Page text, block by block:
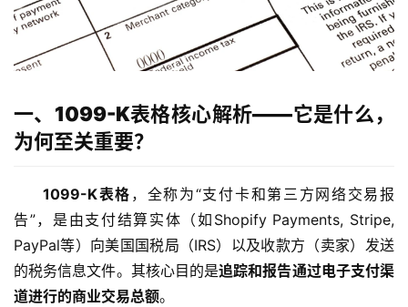
一、1099-K表格核心解析——它是什么，
为何至关重要？
1099-K表格 ，全称为“支付卡和第三方网络交易报
告”，是由支付结算实体（如Shopify Payments, Stripe,
PayPal等）向美国国税局（IRS）以及收款方（卖家）发送
的税务信息文件。其核心目的是追踪和报告通过电子支付渠
道进行的商业交易总额。